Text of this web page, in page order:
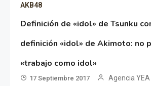
AKB48
Definición de «idol» de Tsunku
definición «idol» de Akimoto: no
«trabajo como idol»
17 Septiembre 2017 Agencia YEA